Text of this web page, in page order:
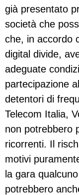
già presentato
società che
che, in accordo
digital divide,
adeguate
partecipazione
detentori di
Telecom Italia,
non potrebbero
ricorrenti. Il
motivi
la gara
potrebbero